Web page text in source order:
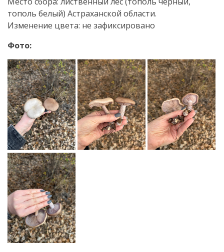
тополь белый) Астраханской области.
Изменение цвета: не зафиксировано
Фото: